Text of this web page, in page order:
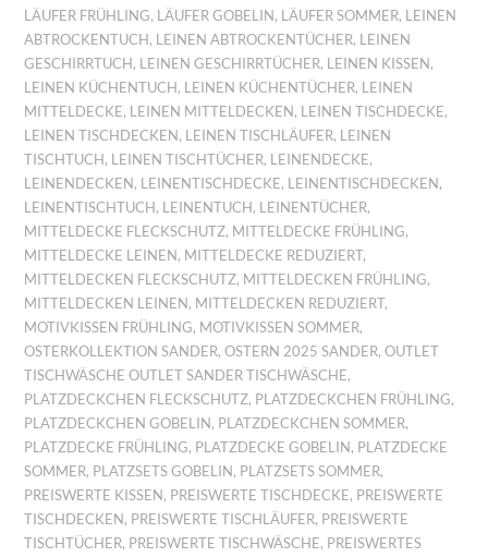
LÄUFER FRÜHLING, LÄUFER GOBELIN , LÄUFER SOMMER,
LEINEN
ABTROCKENTUCH , LEINEN ABTROCKENTÜCHER,
LEINEN
GESCHIRRTUCH , LEINEN GESCHIRRTÜCHER, LEINEN KISSEN ,
LEINEN KÜCHENTUCH , LEINEN KÜCHENTÜCHER,
LEINEN
MITTELDECKE, LEINEN MITTELDECKEN , LEINEN TISCHDECKE,
LEINEN TISCHDECKEN , LEINEN TISCHLÄUFER,
LEINEN
TISCHTUCH , LEINEN TISCHTÜCHER, LEINENDECKE,
LEINENDECKEN , LEINENTISCHDECKE, LEINENTISCHDECKEN ,
LEINENTISCHTUCH , LEINENTUCH , LEINENTÜCHER,
MITTELDECKE FLECKSCHUTZ, MITTELDECKE FRÜHLING,
MITTELDECKE LEINEN , MITTELDECKE REDUZIERT,
MITTELDECKEN FLECKSCHUTZ, MITTELDECKEN FRÜHLING,
MITTELDECKEN LEINEN , MITTELDECKEN REDUZIERT,
MOTIVKISSEN FRÜHLING, MOTIVKISSEN SOMMER,
OSTERKOLLEKTION SANDER,OSTERN 2025 SANDER,OUTLET
TISCHWÄSCHE OUTLET SANDER TISCHWÄSCHE,
PLATZDECKCHEN FLECKSCHUTZ, PLATZDECKCHEN FRÜHLING,
PLATZDECKCHEN GOBELIN , PLATZDECKCHEN SOMMER,
PLATZDECKE FRÜHLING, PLATZDECKE GOBELIN , PLATZDECKE
SOMMER, PLATZSETS GOBELIN , PLATZSETS SOMMER,
PREISWERTE KISSEN , PREISWERTE TISCHDECKE, PREISWERTE
TISCHDECKEN , PREISWERTE TISCHLÄUFER, PREISWERTE
TISCHTÜCHER, PREISWERTE TISCHWÄSCHE, PREISWERTES